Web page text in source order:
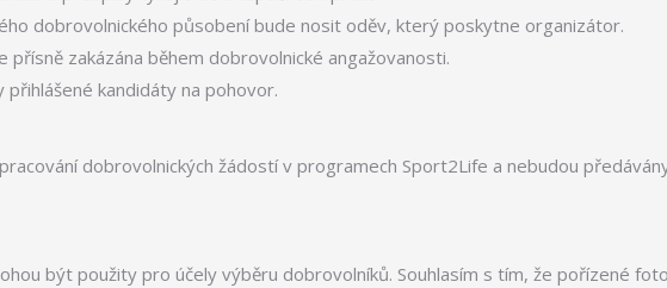
dobrovolnického působení bude nosit oděv, který poskytne organizátor.
přísně zakázána během dobrovolnické angažovanosti.
kandidáty na pohovor.
dobrovolnických žádostí v programech Sport2Life a nebudou
být použity pro účely výběru dobrovolníků. Souhlasím s tím, že pořízené